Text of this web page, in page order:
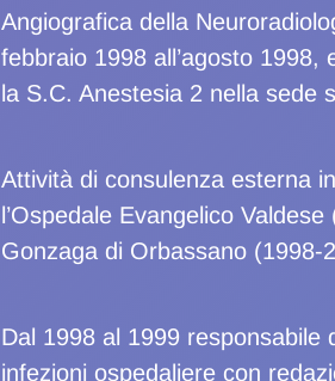
Angiografica della
febbraio 1998 all’agosto
la S.C. Anestesia 2 nella sede
Attività di consulenza esterna
l’Ospedale Evangelico
Gonzaga di Orbassano (1998-
Dal 1998 al 1999
infezioni ospedaliere con